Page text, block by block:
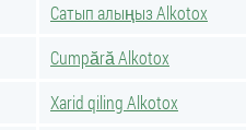
Сатып алыңыз Alkotox
Cumpără Alkotox
Xarid qiling Alkotox